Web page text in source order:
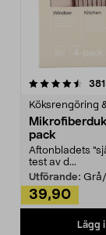
Köksrengöring
pack
Aftonbladets
test av d...
Utförande:
39,90
Lägg
4.0av 5